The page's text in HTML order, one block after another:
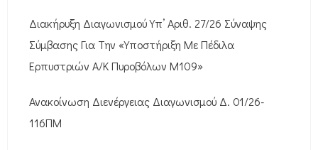
Διακήρυξη Διαγωνισμού Υπ’ Αριθ. 27/26 Σύναψης
Σύμβασης Για Την «Υποστήριξη Με Πέδιλα
Ερπυστριών Α/Κ Πυροβόλων M109»
Ανακοίνωση Διενέργειας Διαγωνισμού Δ. 01/26-
116ΠΜ